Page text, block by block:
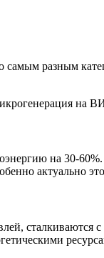
разным
на 30-
актуально
сталкиваются